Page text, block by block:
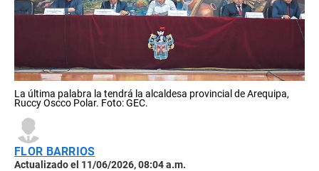
La última palabra la tendrá la alcaldesa provincial de Arequipa,
Ruccy Oscco Polar. Foto: GEC.
FLOR BARRIOS
Actualizado el 11/06/2026, 08:04 a.m.